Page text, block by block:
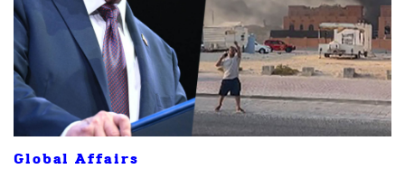
Global Affairs